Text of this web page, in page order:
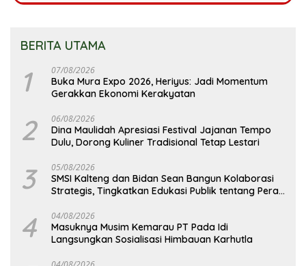
BERITA UTAMA
1 07/08/2026
Buka Mura Expo 2026, Heriyus: Jadi Momentum
Gerakkan Ekonomi Kerakyatan
2 06/08/2026
Dina Maulidah Apresiasi Festival Jajanan Tempo
Dulu, Dorong Kuliner Tradisional Tetap Lestari
3 05/08/2026
SMSI Kalteng dan Bidan Sean Bangun Kolaborasi
Strategis, Tingkatkan Edukasi Publik tentang Peran
4 04/08/2026
Masuknya Musim Kemarau PT Pada Idi
Langsungkan Sosialisasi Himbauan Karhutla